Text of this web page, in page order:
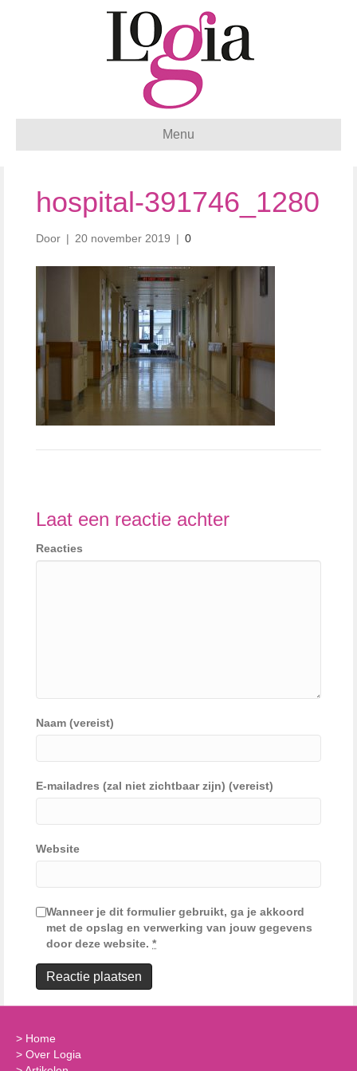
Menu
hospital-391746_1280
Door | 20 november 2019 | 0
Laat een reactie achter
Reacties
Naam (vereist)
E-mailadres (zal niet zichtbaar zijn) (vereist)
Website
Wanneer je dit formulier gebruikt, ga je akkoord
met de opslag en verwerking van jouw gegevens
door deze website. *
> Home
> Over Logia